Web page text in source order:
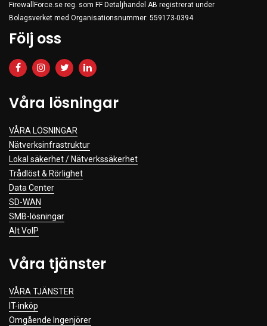
Printers & Accessories
Clothing
Software
FirewallForce.se reg. som FF Detaljhandel AB registrerat under
Bolagsverket med Organisationsnummer: 559173-0394
Följ oss
Våra lösningar
VÅRA LÖSNINGAR
Nätverksinfrastruktur
Lokal säkerhet / Nätverkssäkerhet
Trådlöst & Rörlighet
Data Center
SD-WAN
SMB-lösningar
Alt VoIP
Våra tjänster
VÅRA TJÄNSTER
IT-inköp
Omgående Ingenjörer